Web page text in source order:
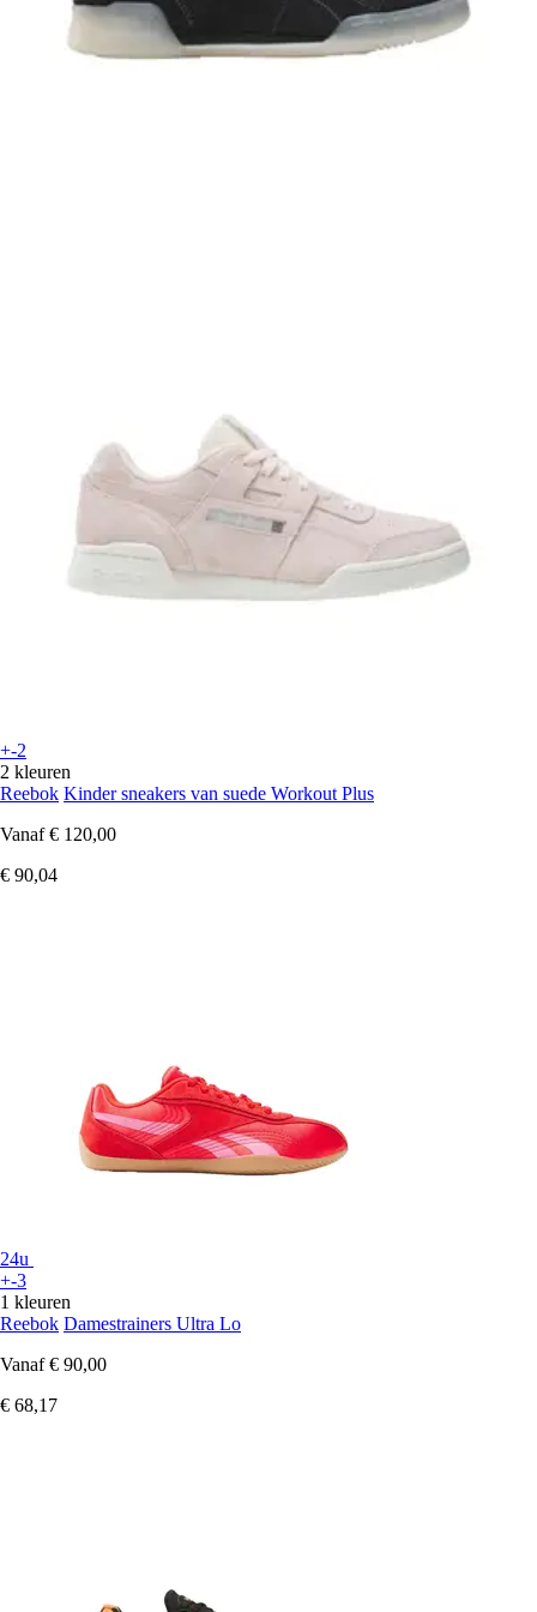
+-2
2 kleuren
Reebok Kinder sneakers van suede Workout Plus
Vanaf € 120,00
€ 90,04
24u
+-3
1 kleuren
Reebok Damestrainers Ultra Lo
Vanaf € 90,00
€ 68,17